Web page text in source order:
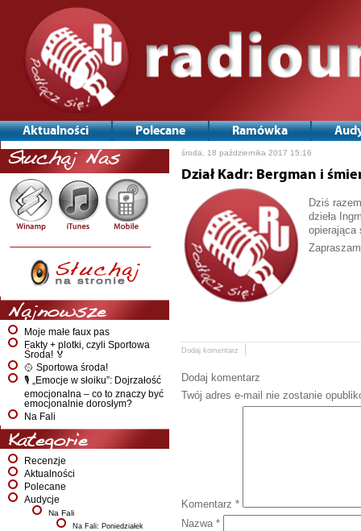
Aktualności Polecane Ramówka
Słuchaj Nas
Najnowsze
Moje małe faux pas
Fakty + plotki, czyli Sportowa
Środa! 🏅
🥎 Sportowa środa!
🎙️ „Emocje w słoiku”: Dojrzałość
emocjonalna – co to znaczy być
emocjonalnie dorosłym?
Na Fali
Kategorie
Recenzje
Aktualności
Polecane
Audycje
Na Fali
Na Fali: Poniedziałek
środa, 18 października 2017 15:16
Dział Kadr: Bergman i
Dziś
dzieła
opierająca
Dodaj komentarz
Dodaj komentarz
Twój adres e-mail nie zostanie
Komentarz *
Nazwa *